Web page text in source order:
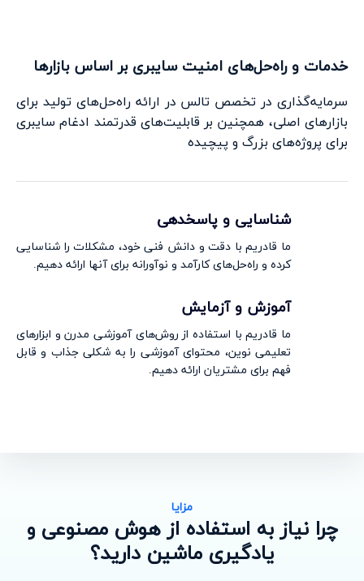
خدمات و راه‌حل‌های امنیت سایبری بر اساس بازارها
سرمایه‌گذاری در تخصص تالس در ارائه راه‌حل‌های تولید برای
بازارهای اصلی، همچنین بر قابلیت‌های قدرتمند ادغام سایبری
برای پروژه‌های بزرگ و پیچیده
شناسایی و پاسخدهی
ما قادریم با دقت و دانش فنی خود، مشکلات را شناسایی
کرده و راه‌حل‌های کارآمد و نوآورانه برای آنها ارائه دهیم.
آموزش و آزمایش
ما قادریم با استفاده از روش‌های آموزشی مدرن و ابزارهای
تعلیمی نوین، محتوای آموزشی را به شکلی جذاب و قابل
فهم برای مشتریان ارائه دهیم.
مزایا
چرا نیاز به استفاده از هوش مصنوعی و
یادگیری ماشین دارید؟